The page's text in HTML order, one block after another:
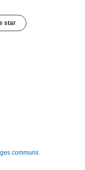
star
communs